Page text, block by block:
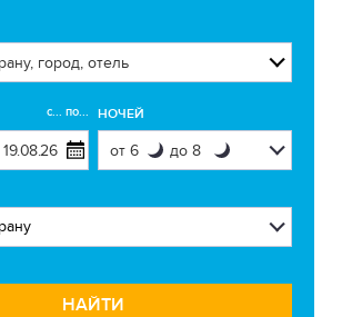
с... по... НОЧЕЙ
НАЙТИ